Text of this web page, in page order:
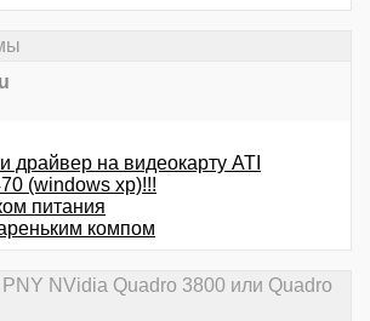
драйвер на видеокарту ATI
(windows xp)!!!
питания
компом
NVidia Quadro 3800 или Quadro